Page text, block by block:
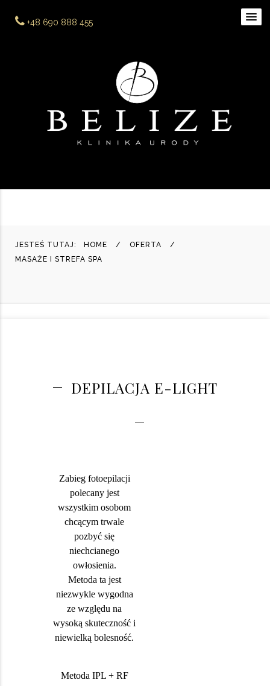
+48 690 888 455
JESTEŚ TUTAJ: HOME
OFERTA
MASAŻE I STREFA SPA
DEPILACJA E-LIGHT
Zabieg fotoepilacji
polecany jest
wszystkim osobom
chcącym trwale
pozbyć się
niechcianego
owłosienia.
Metoda ta jest
niezwykle wygodna
ze względu na
wysoką skuteczność i
niewielką bolesność.
Metoda IPL + RF